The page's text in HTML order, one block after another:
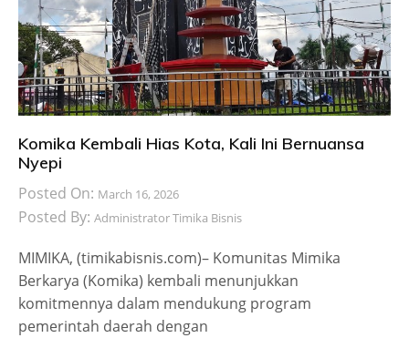
Komika Kembali Hias Kota, Kali Ini Bernuansa
Nyepi
Posted On: March 16, 2026
Posted By: Administrator Timika Bisnis
MIMIKA, (timikabisnis.com)– Komunitas Mimika
Berkarya (Komika) kembali menunjukkan
komitmennya dalam mendukung program
pemerintah daerah dengan